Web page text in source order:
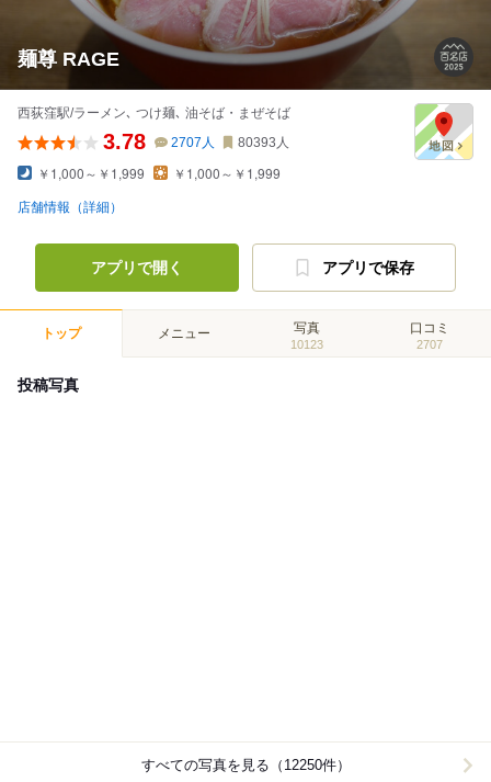
麺尊 RAGE
西荻窪駅/ラーメン､ つけ麺､ 油そば・まぜそば
3.78 2707 人 80393 人
￥1,000～￥1,999 ￥1,000～￥1,999
店舗情報（詳細）
アプリで開く アプリで保存
トップ メニュー 写真
10123
口コミ
2707
投稿写真
すべての写真を見る（12250件）